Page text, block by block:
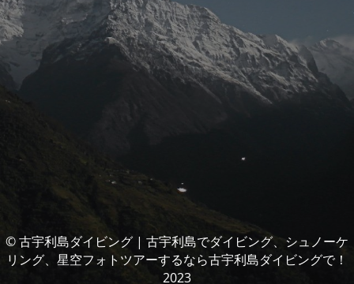
© 古宇利島ダイビング | 古宇利島でダイビング、シュノーケ
リング、星空フォトツアーするなら古宇利島ダイビングで！
2023